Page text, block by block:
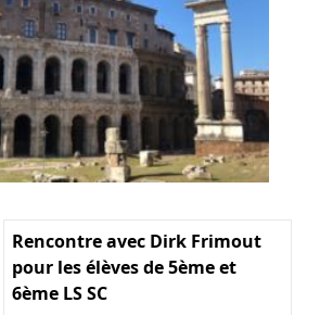
Rencontre avec Dirk Frimout
pour les élèves de 5ème et
6ème LS SC